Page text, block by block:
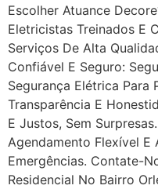
Escolher Atuance
Eletricistas Treinados E
Serviços De Alta
Confiável E Seguro:
Segurança Elétrica Para
Transparência E
E Justos, Sem
Agendamento Flexível E
Emergências. Contate-
Residencial No Bairro